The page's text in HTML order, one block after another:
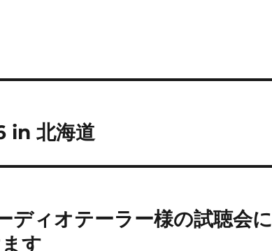
in 北海道
ディオテーラー様の試聴会に
す